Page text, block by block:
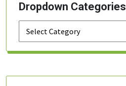
Dropdown Categories